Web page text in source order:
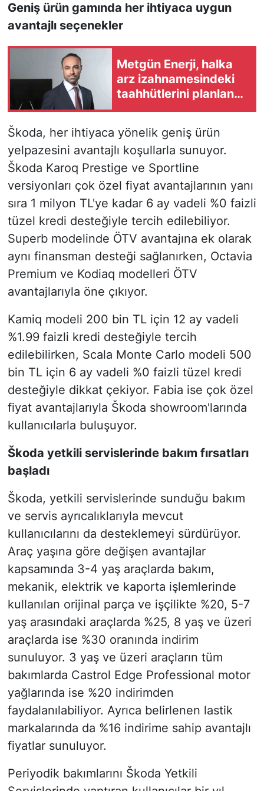
Geniş ürün gamında her ihtiyaca uygun
avantajlı seçenekler
Metgün Enerji, halka
arz izahnamesindeki
taahhütlerini planlanan
Škoda, her ihtiyaca yönelik geniş ürün
yelpazesini avantajlı koşullarla sunuyor.
Škoda Karoq Prestige ve Sportline
versiyonları çok özel fiyat avantajlarının yanı
sıra 1 milyon TL'ye kadar 6 ay vadeli %0 faizli
tüzel kredi desteğiyle tercih edilebiliyor.
Superb modelinde ÖTV avantajına ek olarak
aynı finansman desteği sağlanırken, Octavia
Premium ve Kodiaq modelleri ÖTV
avantajlarıyla öne çıkıyor.
Kamiq modeli 200 bin TL için 12 ay vadeli
%1.99 faizli kredi desteğiyle tercih
edilebilirken, Scala Monte Carlo modeli 500
bin TL için 6 ay vadeli %0 faizli tüzel kredi
desteğiyle dikkat çekiyor. Fabia ise çok özel
fiyat avantajlarıyla Škoda showroom'larında
kullanıcılarla buluşuyor.
Škoda yetkili servislerinde bakım fırsatları
başladı
Škoda, yetkili servislerinde sunduğu bakım
ve servis ayrıcalıklarıyla mevcut
kullanıcılarını da desteklemeyi sürdürüyor.
Araç yaşına göre değişen avantajlar
kapsamında 3-4 yaş araçlarda bakım,
mekanik, elektrik ve kaporta işlemlerinde
kullanılan orijinal parça ve işçilikte %20, 5-7
yaş arasındaki araçlarda %25, 8 yaş ve üzeri
araçlarda ise %30 oranında indirim
sunuluyor. 3 yaş ve üzeri araçların tüm
bakımlarda Castrol Edge Professional motor
yağlarında ise %20 indirimden
faydalanılabiliyor. Ayrıca belirlenen lastik
markalarında da %16 indirime sahip avantajlı
fiyatlar sunuluyor.
Periyodik bakımlarını Škoda Yetkili